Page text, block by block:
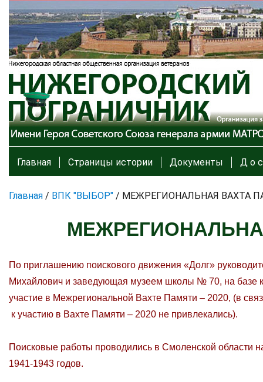
Главная Страницы истории Документы Д о с
Главная / ВПК "ВЫБОР" / МЕЖРЕГИОНАЛЬНАЯ ВАХТА
По приглашению поискового движения «Долг»
Михайлович и заведующая музеем школы № 70, на базе
участие в Межрегиональной Вахте Памяти – 2020, (в
к участию в Вахте Памяти – 2020 не привлекались).
Поисковые работы проводились в Смоленской области
1941-1943 годов.